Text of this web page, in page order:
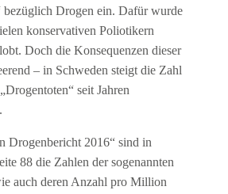
bezüglich Drogen ein. Dafür wurde
konservativen Poliotikern
Doch die Konsequenzen dieser
– in Schweden steigt die Zahl
seit Jahren
Drogenbericht 2016“ sind in
88 die Zahlen der sogenannten
auch deren Anzahl pro Million